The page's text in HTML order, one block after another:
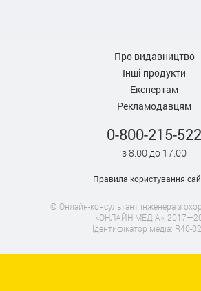
Про видавництво
Інші продукти
Експертам
Рекламодавцям
0-800-215-522
з 8.00 до 17.00
Правила користування
© Онлайн-консультант інженера з
«ОНЛАЙН МЕДІА»,
Ідентифікатор медіа: R40-